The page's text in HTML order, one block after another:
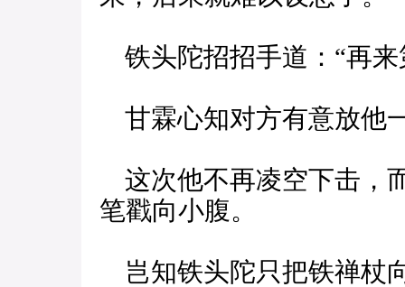
铁头陀招招手道：“再来
甘霖心知对方有意放他
这次他不再凌空下击，
笔戳向小腹。
岂知铁头陀只把铁禅杖